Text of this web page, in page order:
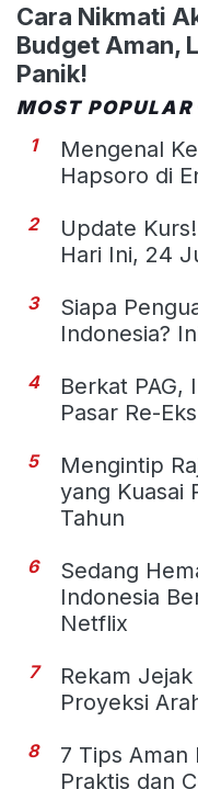
Cara Nikmati
Budget Aman,
Panik!
MOST POPULAR
1
Mengenal
Hapsoro di
2
Update
Hari Ini, 24
3
Siapa
Indonesia?
4
Berkat PAG,
Pasar Re-
5
Mengintip
yang Kuasai
Tahun
6
Sedang
Indonesia
Netflix
7
Rekam
Proyeksi
8
7 Tips Aman
Praktis dan